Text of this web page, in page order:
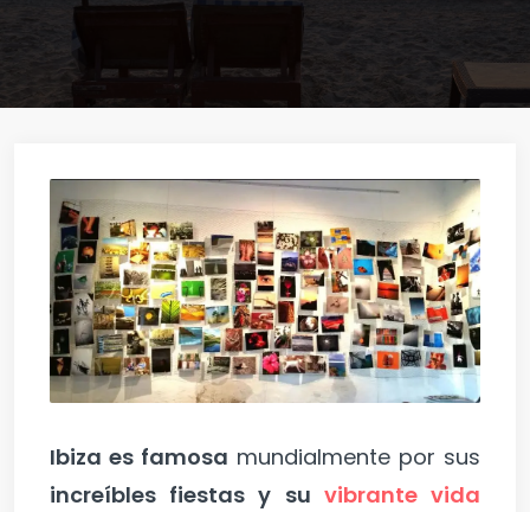
Ibiza es famosa mundialmente por sus
increíbles fiestas y su vibrante vida